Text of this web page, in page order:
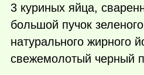
3 куриных яйца,
большой пучок
натурального жирного
свежемолотый черный